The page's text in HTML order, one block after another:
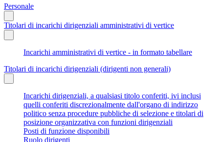
Personale
Titolari di incarichi dirigenziali amministrativi di vertice
Incarichi amministrativi di vertice - in formato tabellare
Titolari di incarichi dirigenziali (dirigenti non generali)
Incarichi dirigenziali, a qualsiasi titolo conferiti, ivi inclusi
quelli conferiti discrezionalmente dall'organo di indirizzo
politico senza procedure pubbliche di selezione e titolari di
posizione organizzativa con funzioni dirigenziali
Posti di funzione disponibili
Ruolo dirigenti